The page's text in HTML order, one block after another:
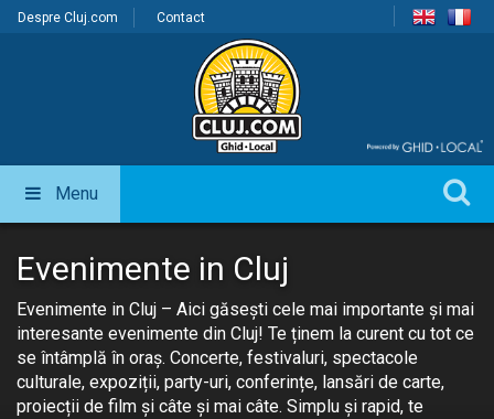
Despre Cluj.com Contact
Menu
Evenimente in Cluj
Evenimente in Cluj – Aici găsești cele mai importante și mai
interesante evenimente din Cluj! Te ținem la curent cu tot ce
se întâmplă în oraș. Concerte, festivaluri, spectacole
culturale, expoziții, party-uri, conferințe, lansări de carte,
proiecții de film și câte și mai câte. Simplu și rapid, te